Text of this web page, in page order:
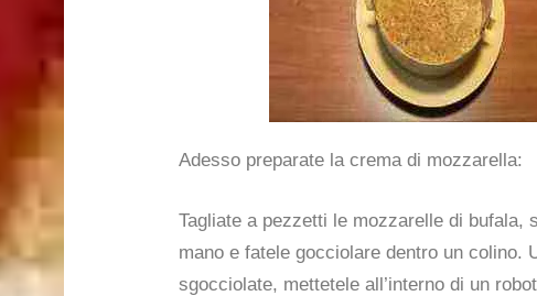
Adesso preparate la crema di mozzarella:
Tagliate a pezzetti le mozzarelle di bufala,
mano e fatele gocciolare dentro un colino.
sgocciolate, mettetele all’interno di un